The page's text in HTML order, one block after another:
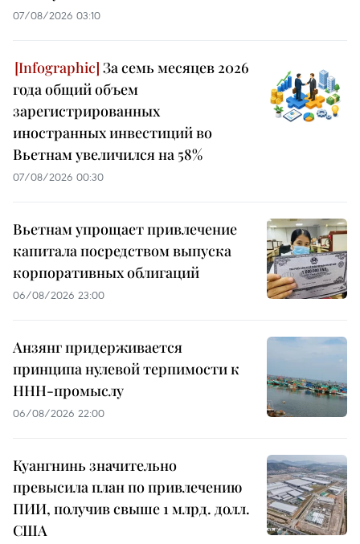
07/08/2026 03:10
За семь месяцев 2026
года общий объем
зарегистрированных
иностранных инвестиций во
Вьетнам увеличился на 58%
07/08/2026 00:30
Вьетнам упрощает привлечение
капитала посредством выпуска
корпоративных облигаций
06/08/2026 23:00
Анзянг придерживается
принципа нулевой терпимости к
ННН-промыслу
06/08/2026 22:00
Куангнинь значительно
превысила план по привлечению
ПИИ, получив свыше 1 млрд. долл.
США